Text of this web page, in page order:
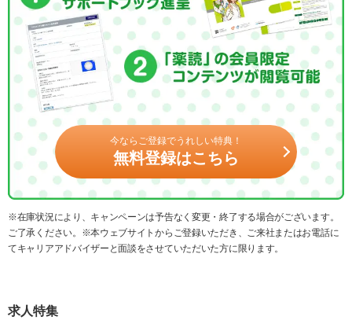
今ならご登録でうれしい特典！
無料登録はこちら
※在庫状況により、キャンペーンは予告なく変更・終了する場合がございます。
ご了承ください。※本ウェブサイトからご登録いただき、ご来社またはお電話に
てキャリアアドバイザーと面談をさせていただいた方に限ります。
求人特集